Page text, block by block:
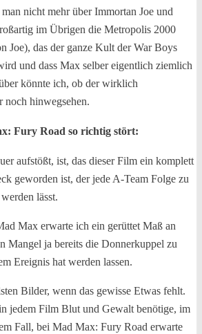
nicht mehr über Immortan Joe und
im Übrigen die Metropolis 2000
Joe), das der ganze Kult der War Boys
und dass Max selber eigentlich ziemlich
könnte ich, ob der wirklich
noch hinwegsehen.
Fury Road so richtig stört:
aufstößt, ist, das dieser Film ein komplett
geworden ist, der jede A-Team Folge zu
lässt.
Max erwarte ich ein gerüttet Maß an
Mangel ja bereits die Donnerkuppel zu
Ereignis hat werden lassen.
Bilder, wenn das gewisse Etwas fehlt.
jedem Film Blut und Gewalt benötige, im
Fall, bei Mad Max: Fury Road erwarte